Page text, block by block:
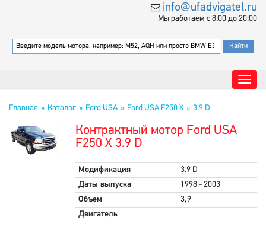
info@ufadvigatel.ru
Мы работаем с 8:00 до 20:00
Главная Каталог Ford USA Ford USA F250 X 3.9 D
Контрактный мотор Ford USA
F250 X 3.9 D
Модификация
3.9 D
Даты выпуска
1998 - 2003
Объем
3,9
Двигатель